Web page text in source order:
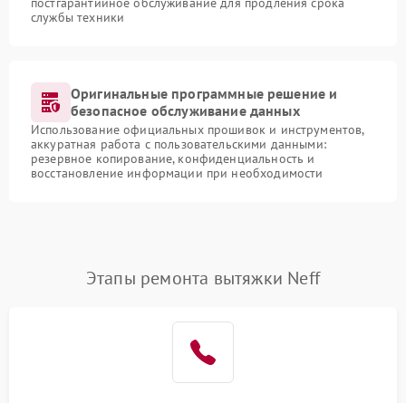
службы техники
Оригинальные программные решение и
безопасное обслуживание данных
Использование официальных прошивок и инструментов,
аккуратная работа с пользовательскими данными:
резервное копирование, конфиденциальность и
восстановление информации при необходимости
Этапы ремонта вытяжки Neff